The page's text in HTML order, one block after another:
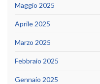
Maggio 2025
Aprile 2025
Marzo 2025
Febbraio 2025
Gennaio 2025